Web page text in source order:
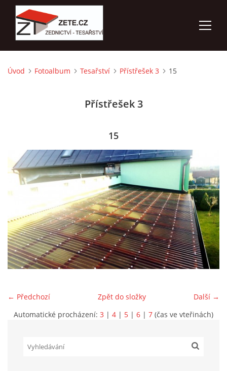
ÚVOD
KONTAKTY
3D VIZUALIZACE
Marek Petruželka
Studýnka 131
Hronov
+420 731561027
zete@zete.cz
www.zete.cz | Nahoru ↑
Úvod Fotoalbum Tesařství Přístřešek 3 15
Přístřešek 3
15
← Předchozí Další →
Zpět do složky
Automatické procházení: 3 | 4 | 5 | 6 | 7 (čas ve vteřinách)